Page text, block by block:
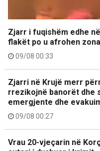
Zjarr i fuqishëm edhe
flakët po u afrohen
09/08 00:33
Zjarri në Krujë merr
rrezikojnë banorët dhe
emergjente dhe
09/08 00:27
Vrau 20-vjeçarin në